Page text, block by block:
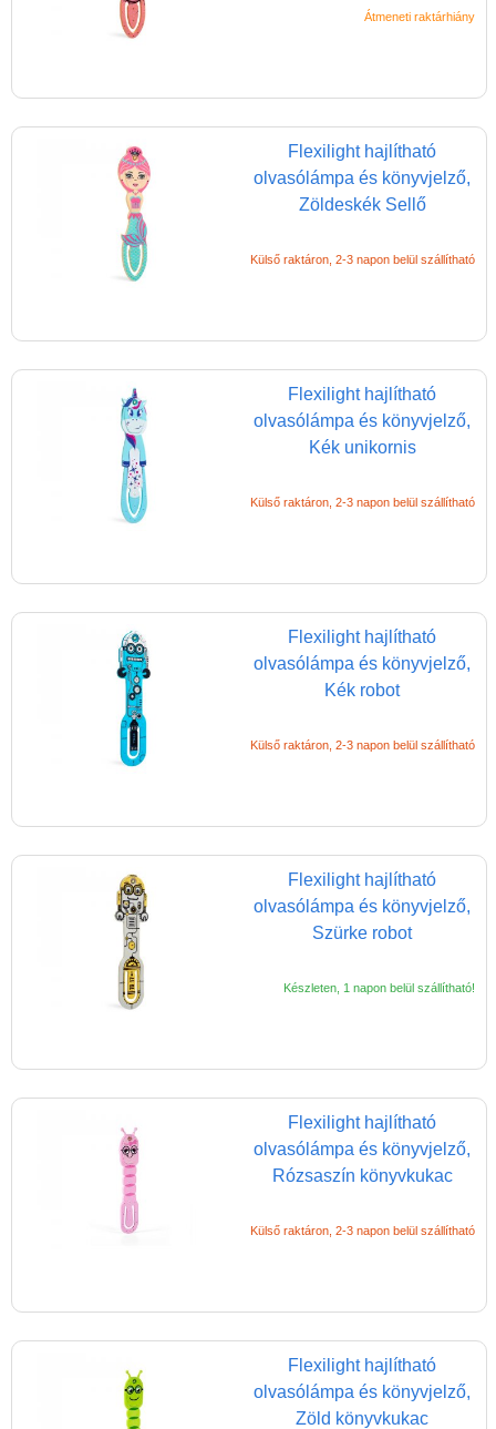
Átmeneti raktárhiány
Flexilight hajlítható
olvasólámpa és könyvjelző,
Zöldeskék Sellő
Külső raktáron, 2-3 napon belül szállítható
Flexilight hajlítható
olvasólámpa és könyvjelző,
Kék unikornis
Külső raktáron, 2-3 napon belül szállítható
Flexilight hajlítható
olvasólámpa és könyvjelző,
Kék robot
Külső raktáron, 2-3 napon belül szállítható
Flexilight hajlítható
olvasólámpa és könyvjelző,
Szürke robot
Készleten, 1 napon belül szállítható!
Flexilight hajlítható
olvasólámpa és könyvjelző,
Rózsaszín könyvkukac
Külső raktáron, 2-3 napon belül szállítható
Flexilight hajlítható
olvasólámpa és könyvjelző,
Zöld könyvkukac